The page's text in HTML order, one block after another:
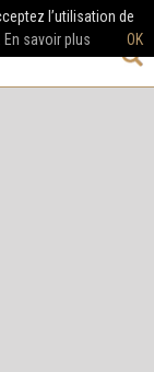
OK
l’utilisation de
En savoir plus